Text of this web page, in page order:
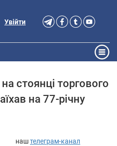
Увійти
стоянці торгового
на 77-річну
наштелеграм-канал